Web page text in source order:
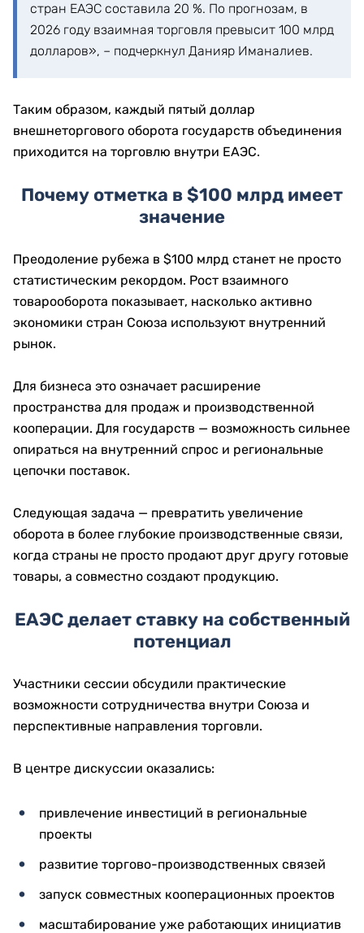
стран ЕАЭС составила 20 %. По прогнозам, в
2026 году взаимная торговля превысит 100 млрд
долларов», – подчеркнул Данияр Иманалиев.
Таким образом, каждый пятый доллар
внешнеторгового оборота государств объединения
приходится на торговлю внутри ЕАЭС.
Почему отметка в $100 млрд имеет
значение
Преодоление рубежа в $100 млрд станет не просто
статистическим рекордом. Рост взаимного
товарооборота показывает, насколько активно
экономики стран Союза используют внутренний
рынок.
Для бизнеса это означает расширение
пространства для продаж и производственной
кооперации. Для государств — возможность сильнее
опираться на внутренний спрос и региональные
цепочки поставок.
Следующая задача — превратить увеличение
оборота в более глубокие производственные связи,
когда страны не просто продают друг другу готовые
товары, а совместно создают продукцию.
ЕАЭС делает ставку на собственный
потенциал
Участники сессии обсудили практические
возможности сотрудничества внутри Союза и
перспективные направления торговли.
В центре дискуссии оказались:
привлечение инвестиций в региональные
проекты
развитие торгово-производственных связей
запуск совместных кооперационных проектов
масштабирование уже работающих инициатив